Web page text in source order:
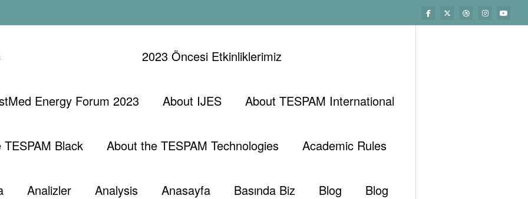
2023 Öncesi Etkinliklerimiz
Energy Forum 2023 About IJES About TESPAM International
Black About the TESPAM Technologies Academic Rules
Analizler Analysis Anasayfa Basında Biz Blog Blog
Akkuyu Ngs Güvenli̇k Ve Kali̇te Standartlarindaki̇ Boşluklar